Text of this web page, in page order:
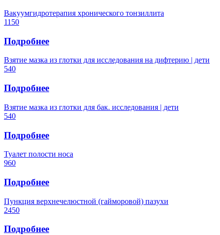
Вакуумгидротерапия хронического тонзиллита
1150
Подробнее
Взятие мазка из глотки для исследования на дифтерию | дети
540
Подробнее
Взятие мазка из глотки для бак. исследования | дети
540
Подробнее
Туалет полости носа
960
Подробнее
Пункция верхнечелюстной (гайморовой) пазухи
2450
Подробнее